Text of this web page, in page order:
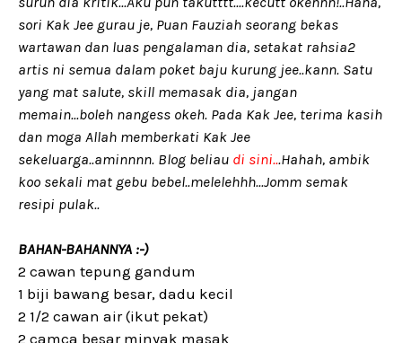
sori Kak Jee gurau je, Puan Fauziah seorang bekas
wartawan dan luas pengalaman dia, setakat rahsia2
artis ni semua dalam poket baju kurung jee..kann. Satu
yang mat salute, skill memasak dia, jangan
memain...boleh nangess okeh. Pada Kak Jee, terima kasih
dan moga Allah memberkati Kak Jee
sekeluarga..aminnnn. Blog beliau di sini...Hahah, ambik
koo sekali mat gebu bebel..melelehhh...Jomm semak
resipi pulak..
BAHAN-BAHANNYA :-)
2 cawan tepung gandum
1 biji bawang besar, dadu kecil
2 1/2 cawan air (ikut pekat)
2 camca besar minyak masak